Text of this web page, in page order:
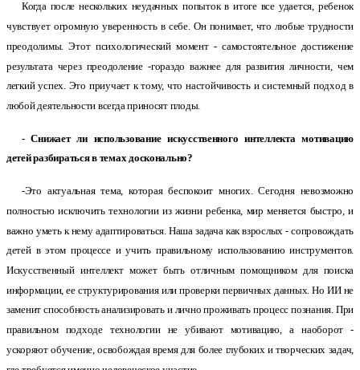
Когда после нескольких неудачных попыток в итоге все удается, ребенок
чувствует огромную уверенность в себе. Он понимает, что любые трудности
преодолимы. Этот психологический момент - самостоятельное достижение
результата через преодоление -гораздо важнее для развития личности, чем
легкий успех. Это приучает к тому, что настойчивость и системный подход в
любой деятельности всегда приносят плоды.
- Снижает ли использование искусственного интеллекта мотивацию
детей разбираться в темах досконально?
-Это актуальная тема, которая беспокоит многих. Сегодня невозможно
полностью исключить технологии из жизни ребенка, мир меняется быстро, и
важно уметь к нему адаптироваться. Наша задача как взрослых - сопровождать
детей в этом процессе и учить правильному использованию инструментов.
Искусственный интеллект может быть отличным помощником для поиска
информации, ее структурирования или проверки первичных данных. Но ИИ не
заменит способность анализировать и лично проживать процесс познания. При
правильном подходе технологии не убивают мотивацию, а наоборот -
ускоряют обучение, освобождая время для более глубоких и творческих задач,